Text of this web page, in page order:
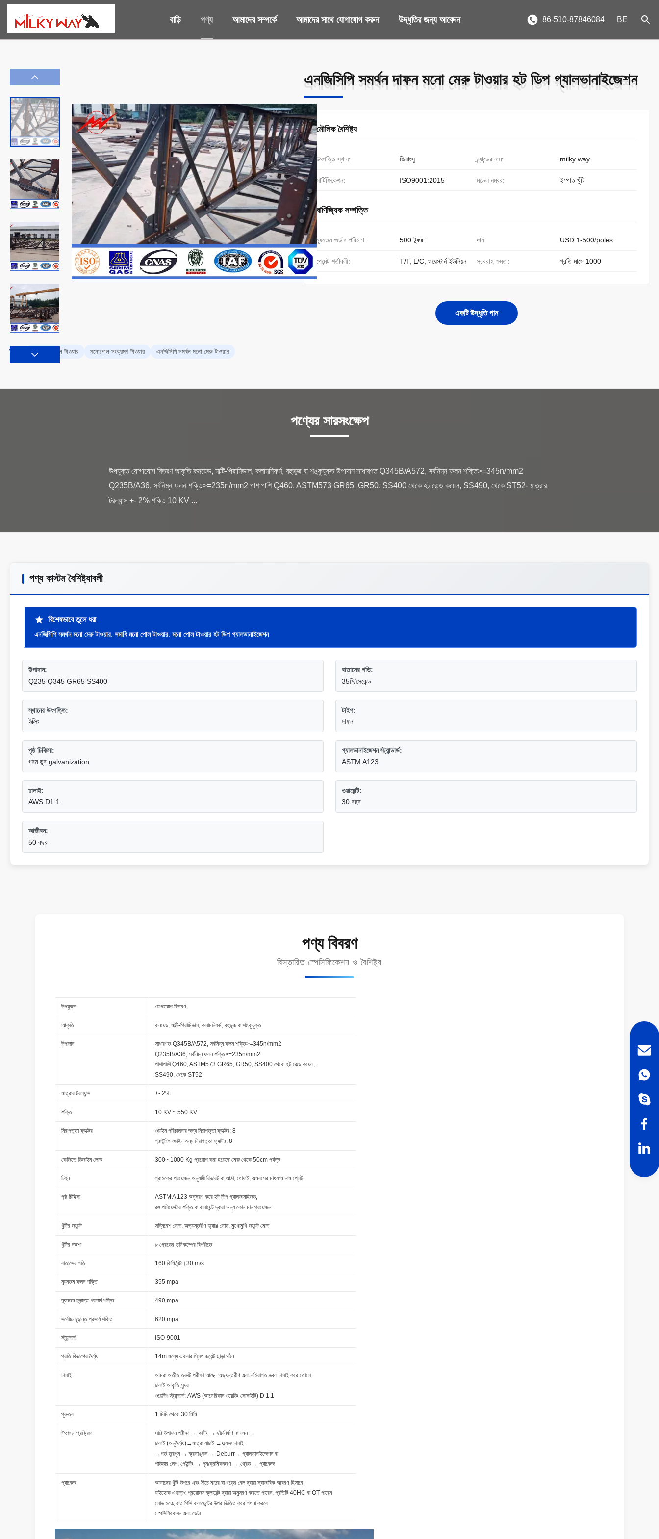
বাড়ি পণ্য আমাদের সম্পর্কে আমাদের সাথে যোগাযোগ করুন উদ্ধৃতির জন্য আবেদন 86-510-87846084 BE
এনজিসিপি সমর্থন দাফন মনো মেরু টাওয়ার হট ডিপ গ্যালভানাইজেশন
এনজিসিপি সমর্থন দাফন মনো মেরু টাওয়ার হট ডিপ গ্যালভানাইজেশন
মৌলিক বৈশিষ্ট্য
উৎপত্তি স্থান: জিয়াংসু ব্র্যান্ডের নাম: milky way
সার্টিফিকেশন: ISO9001:2015 মডেল নম্বর: ইস্পাত খুঁটি
বাণিজ্যিক সম্পত্তি
ন্যূনতম অর্ডার পরিমাণ: 500 টুকরা দাম: USD 1-500/poles
পেমেন্ট শর্তাবলী: T/T, L/C, ওয়েস্টার্ন ইউনিয়ন সরবরাহ ক্ষমতা: প্রতি মাসে 1000
একটি উদ্ধৃতি পান
মনোপোল সেল টাওয়ার মনোপোল সংক্রমণ টাওয়ার এনজিসিপি সমর্থন মনো মেরু টাওয়ার
পণ্যের সারসংক্ষেপ
উপযুক্ত যোগাযোগ বিতরণ আকৃতি কনয়েড, মাল্টি-পিরামিডাল, কলামনিফর্ম, বহুভুজ বা শঙ্কুযুক্ত উপাদান সাধারণত Q345B/A572, সর্বনিম্ন ফলন শক্তি>=345n/mm2
Q235B/A36, সর্বনিম্ন ফলন শক্তি>=235n/mm2 পাশাপাশি Q460, ASTM573 GR65, GR50, SS400 থেকে হট রোল্ড কয়েল, SS490, থেকে ST52- মাত্রার
পণ্য কাস্টম বৈশিষ্ট্যাবলী
বিশেষভাবে তুলে ধরা
এনজিসিপি সমর্থন মনো মেরু টাওয়ার, সমাধি মনো পোল টাওয়ার, মনো পোল টাওয়ার হট ডিপ গ্যালভানাইজেশন
উপাদান:
Q235 Q345 GR65 SS400
বাতাসের গতি:
35মি/সেকেন্ড
স্থানের উৎপত্তি:
ইক্সিং
টাইপ:
দাফন
পৃষ্ঠ চিকিত্সা:
গরম ডুব galvanization
গ্যালভানাইজেশন স্ট্যান্ডার্ড:
ASTM A123
ঢালাই:
AWS D1.1
ওয়ারেন্টি:
30 বছর
আজীবন:
50 বছর
পণ্য বিবরণ
বিস্তারিত স্পেসিফিকেশন ও বৈশিষ্ট্য
উপযুক্ত যোগাযোগ বিতরণ
আকৃতি কনয়েড, মাল্টি-পিরামিডাল, কলামনিফর্ম, বহুভুজ বা শঙ্কুযুক্ত
উপাদান
সাধারণত Q345B/A572, সর্বনিম্ন ফলন শক্তি>=345n/mm2
Q235B/A36, সর্বনিম্ন ফলন শক্তি>=235n/mm2
পাশাপাশি Q460, ASTM573 GR65, GR50, SS400 থেকে হট রোল্ড কয়েল,
SS490, থেকে ST52-
মাত্রার টরল্যান্স +- 2%
শক্তি 10 KV ~ 550 KV
নিরাপত্তা ফ্যাক্টর
ওয়াইন পরিচালনার জন্য নিরাপত্তা ফ্যাক্টর: 8
গ্রাউন্ডিং ওয়াইন জন্য নিরাপত্তা ফ্যাক্টর: 8
কেজিতে ডিজাইন লোড 300~ 1000 Kg প্রয়োগ করা হয়েছে মেরু থেকে 50cm পর্যন্ত
চিহ্ন গ্রাহকের প্রয়োজন অনুযায়ী রিভারট বা আঠা, খোদাই, এমবসের মাধ্যমে নাম প্লেট
পৃষ্ঠ চিকিত্সা
ASTM A 123 অনুসরণ করে হট ডিপ গ্যালভানাইজড,
রঙ পলিয়েস্টার শক্তি বা ক্লায়েন্ট দ্বারা অন্য কোন মান প্রয়োজন
খুঁটির জয়েন্ট সন্নিবেশ মোড, অভ্যন্তরীণ ফ্ল্যাঞ্জ মোড, মুখোমুখি জয়েন্ট মোড
খুঁটির নকশা ৮ গ্রেডের ভূমিকম্পের বিপরীতে
বাতাসের গতি 160 কিমি/ঘন্টা।30 m/s
ন্যূনতম ফলন শক্তি 355 mpa
ন্যূনতম চূড়ান্ত প্রসার্য শক্তি 490 mpa
সর্বোচ্চ চূড়ান্ত প্রসার্য শক্তি 620 mpa
স্ট্যান্ডার্ড ISO-9001
প্রতি বিভাগের দৈর্ঘ্য 14m মধ্যে একবার স্লিপ জয়েন্ট ছাড়া গঠন
ঢালাই
আমরা অতীত ত্রুটি পরীক্ষা আছে. অভ্যন্তরীণ এবং বহিরাগত ডবল ঢালাই করে তোলে
ঢালাই আকৃতি সুন্দর
ওয়েল্ডিং স্ট্যান্ডার্ড: AWS (আমেরিকান ওয়েল্ডিং সোসাইটি) D 1.1
পুরুত্ব 1 মিমি থেকে 30 মিমি
উৎপাদন প্রক্রিয়া
সারি উপাদান পরীক্ষা → কাটিং → ছাঁচনির্মাণ বা নমন →
ঢালাই (অনুদৈর্ঘ্য)→মাত্রা যাচাই →ফ্ল্যাঞ্জ ঢালাই
→গর্ত তুরপুন → ক্রমাঙ্কন → Deburr→ গ্যালভানাইজেশন বা
পাউডার লেপ, পেইন্টিং → পুনঃক্রমিককরণ → থ্রেড → প্যাকেজ
প্যাকেজ
আমাদের খুঁটি উপরে এবং নীচে মাদুর বা খড়ের বেল দ্বারা স্বাভাবিক আবরণ হিসাবে,
যাইহোক এছাড়াও প্রয়োজন ক্লায়েন্ট দ্বারা অনুসরণ করতে পারেন, প্রতিটি 40HC বা OT পারেন
লোড হচ্ছে কত পিসি ক্লায়েন্টের উপর ভিত্তি করে গণনা করবে
স্পেসিফিকেশন এবং ডেটা